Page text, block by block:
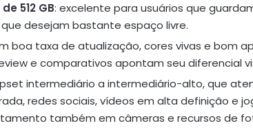
512 GB: excelente para usuários que
desejam bastante espaço livre.
boa taxa de atualização, cores vivas e bom
e comparativos apontam seu diferencial
intermediário a intermediário-alto, que
redes sociais, vídeos em alta definição e
também em câmeras e recursos de